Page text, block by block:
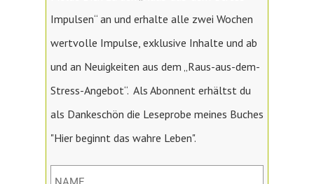
Impulsen“ an und erhalte alle zwei Wochen
wertvolle Impulse, exklusive Inhalte und ab
und an Neuigkeiten aus dem „Raus-aus-dem-
Stress-Angebot“. Als Abonnent erhältst du
als Dankeschön die Leseprobe meines Buches
"Hier beginnt das wahre Leben".